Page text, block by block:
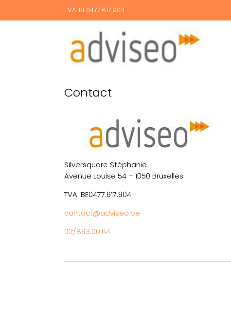
TVA: BE0477.617.904
Contact
Silversquare Stéphanie
Avenue Louise 54 – 1050 Bruxelles
TVA: BE0477.617.904
contact@adviseo.be
02/893.00.64